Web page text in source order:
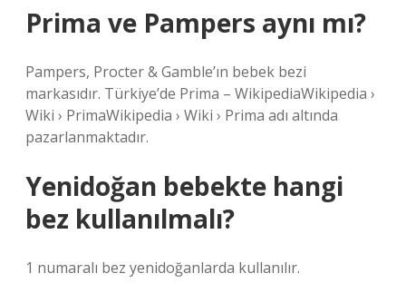
Prima ve Pampers aynı mı?
Pampers, Procter & Gamble’ın bebek bezi
markasıdır. Türkiye’de Prima – WikipediaWikipedia ›
Wiki › PrimaWikipedia › Wiki › Prima adı altında
pazarlanmaktadır.
Yenidoğan bebekte hangi
bez kullanılmalı?
1 numaralı bez yenidoğanlarda kullanılır.